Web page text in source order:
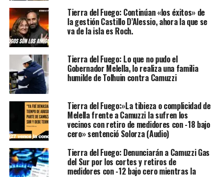
Tierra del Fuego: Continúan «los éxitos» de
la gestión Castillo D’Alessio, ahora la que se
va de la isla es Roch.
Tierra del Fuego: Lo que no pudo el
Gobernador Melella, lo realiza una familia
humilde de Tolhuin contra Camuzzi
Tierra del Fuego:»La tibieza o complicidad de
Melella frente a Camuzzi la sufren los
vecinos con retiro de medidores con -18 bajo
cero» sentenció Solorza (Audio)
Tierra del Fuego: Denunciarán a Camuzzi Gas
del Sur por los cortes y retiros de
medidores con -12 bajo cero mientras la